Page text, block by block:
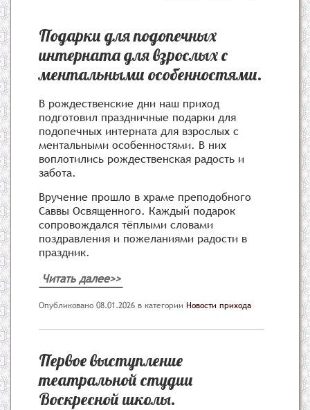
Подарки для подопечных
интерната для взрослых с
ментальными особенностями.
В рождественские дни наш приход
подготовил праздничные подарки для
подопечных интерната для взрослых с
ментальными особенностями. В них
воплотились рождественская радость и
забота.
Вручение прошло в храме преподобного
Саввы Освященного. Каждый подарок
сопровождался тёплыми словами
поздравления и пожеланиями радости в
праздник.
Читать далее>>
Опубликовано 08.01.2026 в категории Новости прихода
Первое выступление
театральной студии
Воскресной школы.